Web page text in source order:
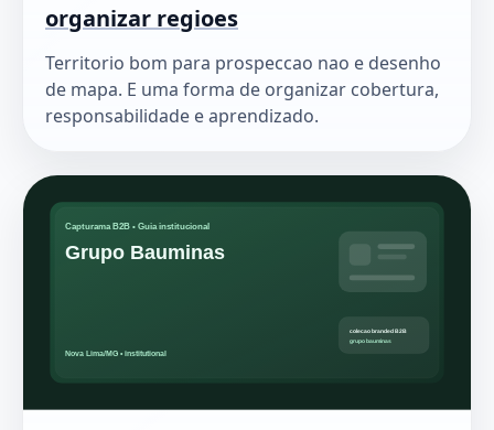
organizar regioes
Territorio bom para prospeccao nao e desenho
de mapa. E uma forma de organizar cobertura,
responsabilidade e aprendizado.